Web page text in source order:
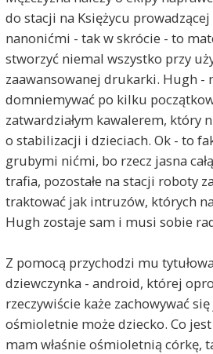
do stacji na Księżycu
nanonićmi - tak w skrócie - to
stworzyć niemal wszystko przy
zaawansowanej drukarki. Hugh -
domniemywać po kilku
zatwardziałym kawalerem, który
o stabilizacji i dzieciach. Ok - to
grubymi nićmi, bo rzecz jasna
trafia, pozostałe na stacji roboty
traktować jak intruzów, których
Hugh zostaje sam i musi sobie
Z pomocą przychodzi mu
dziewczynka - android, której
rzeczywiście każe zachowywać
ośmioletnie może dziecko. Co
mam właśnie ośmioletnią córkę,